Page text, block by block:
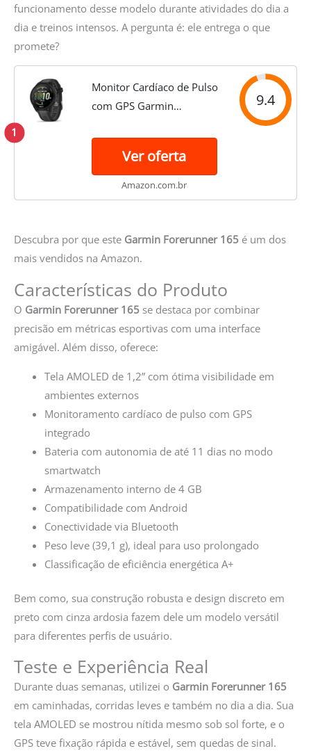
funcionamento desse modelo durante atividades do dia a
dia e treinos intensos. A pergunta é: ele entrega o que
promete?
1
Monitor Cardíaco de Pulso
com GPS Garmin
Cinza Ardosia WW
9.4
Ver oferta
Amazon.com.br
Descubra por que este Garmin Forerunner 165 é um dos
mais vendidos na Amazon.
Características do Produto
O Garmin Forerunner 165 se destaca por combinar
precisão em métricas esportivas com uma interface
amigável. Além disso, oferece:
Tela AMOLED de 1,2” com ótima visibilidade em
ambientes externos
Monitoramento cardíaco de pulso com GPS
integrado
Bateria com autonomia de até 11 dias no modo
smartwatch
Armazenamento interno de 4 GB
Compatibilidade com Android
Conectividade via Bluetooth
Peso leve (39,1 g), ideal para uso prolongado
Classificação de eficiência energética A+
Bem como, sua construção robusta e design discreto em
preto com cinza ardosia fazem dele um modelo versátil
para diferentes perfis de usuário.
Teste e Experiência Real
Durante duas semanas, utilizei o Garmin Forerunner 165
em caminhadas, corridas leves e também no dia a dia. Sua
tela AMOLED se mostrou nítida mesmo sob sol forte, e o
GPS teve fixação rápida e estável, sem quedas de sinal.